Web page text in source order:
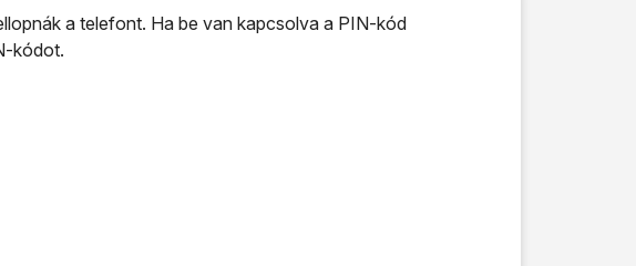
a telefont. Ha be van kapcsolva a PIN-kód
kódot.